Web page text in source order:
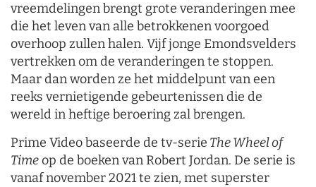
vreemdelingen brengt grote veranderingen mee
die het leven van alle betrokkenen voorgoed
overhoop zullen halen. Vijf jonge Emondsvelders
vertrekken om de veranderingen te stoppen.
Maar dan worden ze het middelpunt van een
reeks vernietigende gebeurtenissen die de
wereld in heftige beroering zal brengen.
Prime Video baseerde de tv-serie The Wheel of
Timeop de boeken van Robert Jordan. De serie is
vanaf november 2021 te zien, met superster